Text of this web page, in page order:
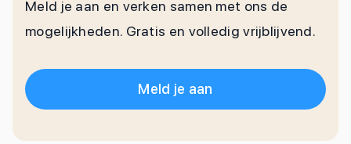
Meld je aan en verken samen met ons de
mogelijkheden. Gratis en volledig vrijblijvend.
Meld je aan